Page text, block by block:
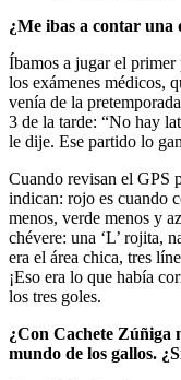
¿Me ibas a contar una
Íbamos a jugar el
los exámenes médicos,
venía de la
3 de la tarde: “No hay
le dije. Ese partido lo
Cuando revisan el GPS
indican: rojo es cuando
menos, verde menos y
chévere: una ‘L’ rojita,
era el área chica, tres
¡Eso era lo que había
los tres goles.
¿Con Cachete Zúñiga
mundo de los gallos.